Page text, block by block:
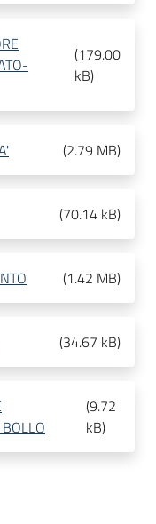
(179.00
kB)
(2.79 MB)
(70.14 kB)
(1.42 MB)
(34.67 kB)
(9.72
kB)